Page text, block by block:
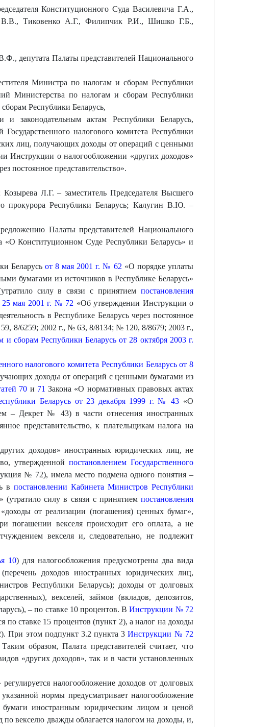
Конституционного Суда Василевича Г.А.,
В.В., Тиковенко А.Г., Филипчик Р.И., Шишко Г.Б.,
депутата Палаты представителей Национального
Министра по налогам и сборам Республики
Министерства по налогам и сборам Республики
Республики Беларусь,
законодательным актам Республики Беларусь,
налогового комитета Республики
лиц, получающих доходы от операций с ценными
Инструкции о налогообложении «других доходов»
постоянное представительство».
Л.Г. – заместитель Председателя Высшего
прокурора Республики Беларусь; Калугин В.Ю. –
Палаты представителей Национального
«О Конституционном Суде Республики Беларусь» и
Беларусь от 8 мая 2001 г. № 62 «О порядке уплаты
бумагами из источников в Республике Беларусь»
силу в связи с принятием постановления
25 мая 2001 г. № 72 «Об утверждении Инструкции о
в Республике Беларусь через постоянное
8/6259; 2002 г., № 63, 8/8134; № 120, 8/8679; 2003 г.,
сборам Республики Беларусь от 28 октября 2003 г.
налогового комитета Республики Беларусь от 8
доходы от операций с ценными бумагами из
70 и 71 Закона «О нормативных правовых актах
Беларусь от 23 декабря 1999 г. № 43 «О
– Декрет № 43) в части отнесения иностранных
представительство, к плательщикам налога на
доходов» иностранных юридических лиц, не
утвержденнойпостановлением Государственного
№ 72), имела место подмена одного понятия –
в постановлении Кабинета Министров Республики
(утратило силу в связи с принятиемпостановления
от реализации (погашения) ценных бумаг»,
погашении векселя происходит его оплата, а не
векселя и, следовательно, не подлежит
10) для налогообложения предусмотрены два вида
доходов иностранных юридических лиц,
Республики Беларусь); доходы от долговых
векселей, займов (вкладов, депозитов,
– по ставке 10 процентов. ВИнструкции № 72
по ставке 15 процентов (пункт 2), а налог на доходы
При этом подпункт 3.2 пункта 3Инструкции № 72
образом, Палата представителей считает, что
«других доходов», так и в части установленных
налогообложение доходов от долговых
указанной нормы предусматривает налогообложение
бумаги иностранным юридическим лицом и ценой
векселю дважды облагается налогом на доходы, и,